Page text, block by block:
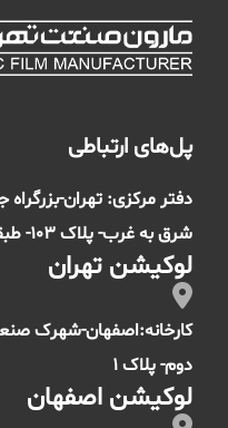
پل‌های ارتباطی
دفتر مرکزی: تهران-بزرگراه
شرق به غرب- پلاک 103- طبقه 5
لوکیشن تهران
کارخانه:اصفهان-شهرک
دوم- پلاک 1
لوکیشن اصفهان